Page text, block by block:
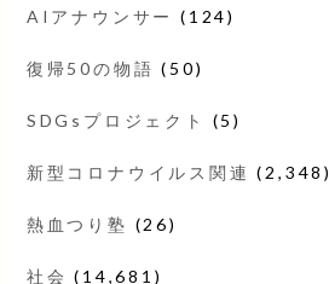
AIアナウンサー (124)
復帰50の物語 (50)
SDGsプロジェクト (5)
新型コロナウイルス関連 (2,348)
熱血つり塾 (26)
社会 (14,681)